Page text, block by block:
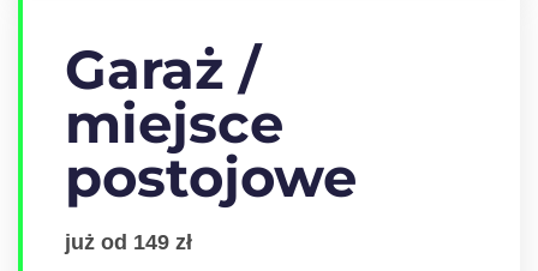
Garaż /
miejsce
postojowe
już od 149 zł